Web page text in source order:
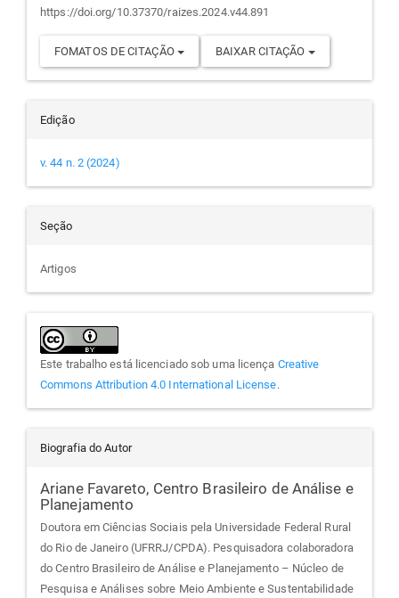
https://doi.org/10.37370/raizes.2024.v44.891
FOMATOS DE CITAÇÃO BAIXAR CITAÇÃO
Edição
v. 44 n. 2 (2024)
Seção
Artigos
Este trabalho está licenciado sob uma licença Creative
Commons Attribution 4.0 International License.
Biografia do Autor
Ariane Favareto, Centro Brasileiro de Análise e
Planejamento
Doutora em Ciências Sociais pela Universidade Federal Rural
do Rio de Janeiro (UFRRJ/CPDA). Pesquisadora colaboradora
do Centro Brasileiro de Análise e Planejamento – Núcleo de
Pesquisa e Análises sobre Meio Ambiente e Sustentabilidade